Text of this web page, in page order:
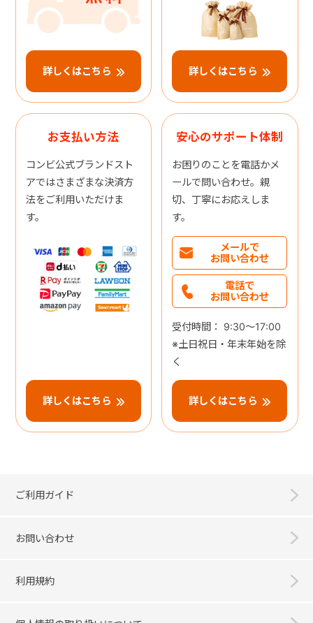
詳しくはこちら 詳しくはこちら
お支払い方法
コンビ公式ブランドスト
アではさまざまな決済方
法をご利用いただけま
す。
詳しくはこちら
安心のサポート体制
お困りのことを電話かメ
ールで問い合わせ。親
切、丁寧にお応えしま
す。
メールで
お問い合わせ
電話で
お問い合わせ
受付時間： 9:30～17:00
※土日祝日・年末年始を除
く
詳しくはこちら
ご利用ガイド
お問い合わせ
利用規約